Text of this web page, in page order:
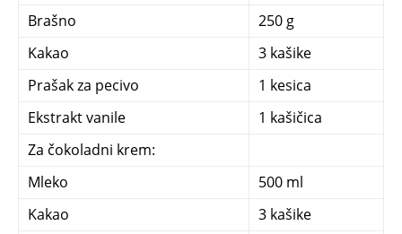
Brašno
250 g
Kakao
3 kašike
Prašak za pecivo
1 kesica
Ekstrakt vanile
1 kašičica
Za čokoladni krem:
Mleko
500 ml
Kakao
3 kašike